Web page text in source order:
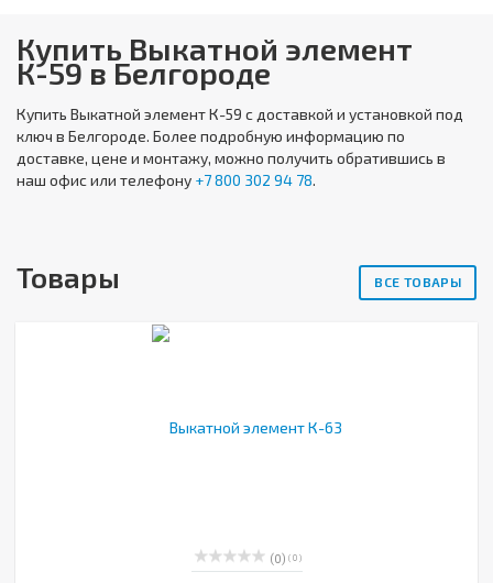
Купить Выкатной элемент
К-59 в Белгороде
Купить Выкатной элемент К-59 с доставкой и установкой под
ключ в Белгороде. Более подробную информацию по
доставке, цене и монтажу, можно получить обратившись в
наш офис или телефону +7 800 302 94 78.
Товары ВСЕ ТОВАРЫ
(0) ( 0 )